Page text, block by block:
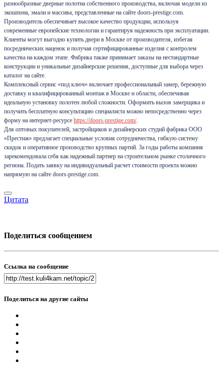
разнообразные дверные полотна собственного производства, включая модели из
экошпона, эмали и массива, представленные на сайте doors-prestige.com.
Производитель обеспечивает высокое качество продукции, используя
современные европейские технологии и гарантируя надежность при эксплуатации.
Клиенты могут выгодно купить двери в Москве от производителя, избегая
посреднических наценок и получая сертифицированные изделия с контролем
качества на каждом этапе. Фабрика также принимает заказы на нестандартные
конструкции и уникальные дизайнерские решения, доступные для выбора через
каталог на сайте.
Комплексный сервис «под ключ» включает профессиональный замер, бережную
доставку и квалифицированный монтаж в Москве и области, обеспечивая
идеальную установку полотен любой сложности. Оформить вызов замерщика и
получить бесплатную консультацию специалиста можно непосредственно через
форму на интернет-ресурсе https://doors-prestige.com/
Для оптовых покупателей, застройщиков и дизайнерских студий фабрика ООО
«Престиж» предлагает специальные условия сотрудничества, гибкую систему
скидок и оперативное производство крупных партий. За годы работы компания
зарекомендовала себя как надежный партнер на строительном рынке столичного
региона. Подать заявку на индивидуальный расчет стоимости проекта можно
напрямую на сайте doors-prestige.com.
Цитата
Поделиться сообщением
Ссылка на сообщение
Поделиться на другие сайты